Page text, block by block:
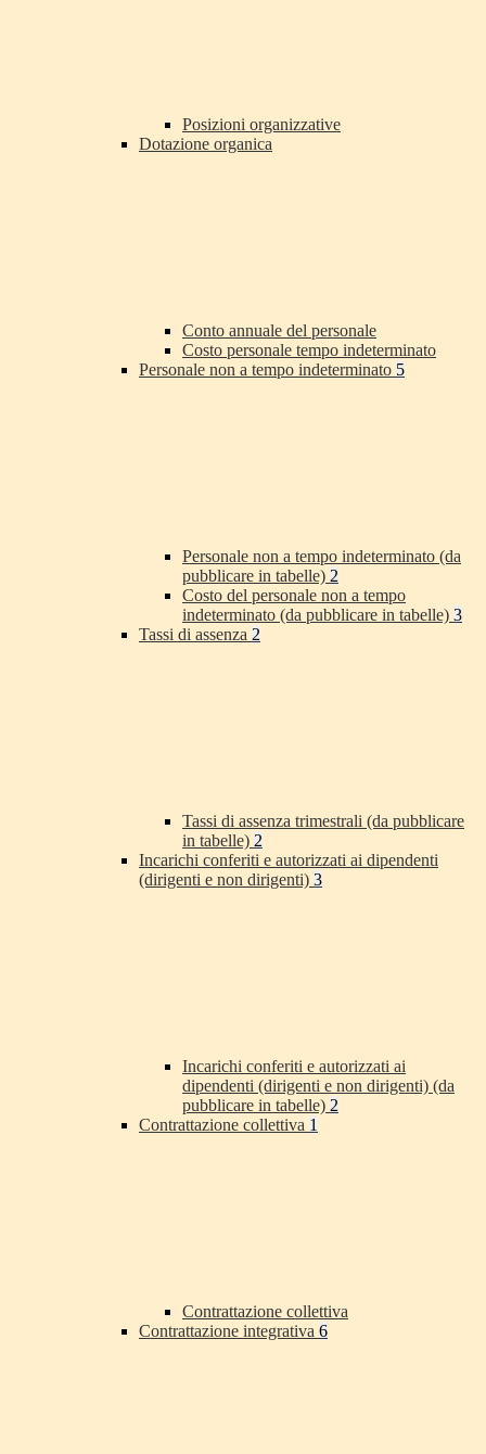
Posizioni organizzative
Dotazione organica
Conto annuale del personale
Costo personale tempo indeterminato
Personale non a tempo indeterminato 5
Personale non a tempo indeterminato (da
pubblicare in tabelle) 2
Costo del personale non a tempo
indeterminato (da pubblicare in tabelle) 3
Tassi di assenza 2
Tassi di assenza trimestrali (da pubblicare
in tabelle) 2
Incarichi conferiti e autorizzati ai dipendenti
(dirigenti e non dirigenti) 3
Incarichi conferiti e autorizzati ai
dipendenti (dirigenti e non dirigenti) (da
pubblicare in tabelle) 2
Contrattazione collettiva 1
Contrattazione collettiva
Contrattazione integrativa 6